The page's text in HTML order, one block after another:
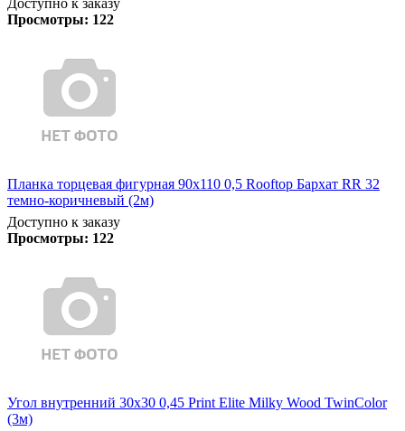
Просмотры: 122
Планка торцевая фигурная 90х110 0,5 Rooftop Бархат RR 32
темно-коричневый (2м)
Доступно к заказу
Просмотры: 122
Угол внутренний 30х30 0,45 Print Elite Milky Wood TwinColor
(3м)